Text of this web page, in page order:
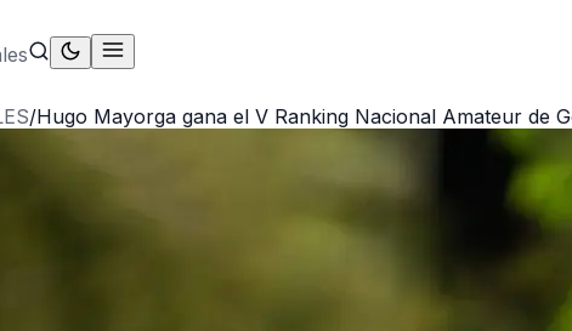
/Hugo Mayorga gana el V Ranking Nacional Amateur de